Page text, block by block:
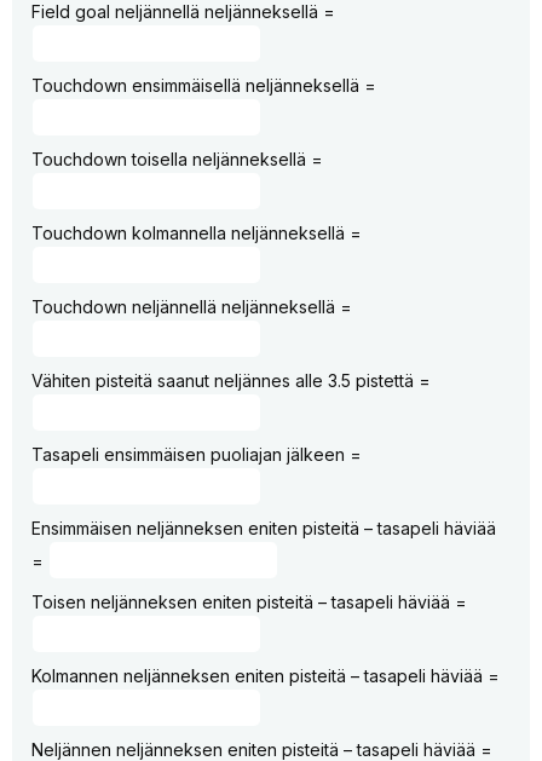
Field goal neljännellä neljänneksellä =
Touchdown ensimmäisellä neljänneksellä =
Touchdown toisella neljänneksellä =
Touchdown kolmannella neljänneksellä =
Touchdown neljännellä neljänneksellä =
Vähiten pisteitä saanut neljännes alle 3.5 pistettä =
Tasapeli ensimmäisen puoliajan jälkeen =
Ensimmäisen neljänneksen eniten pisteitä – tasapeli häviää
=
Toisen neljänneksen eniten pisteitä – tasapeli häviää =
Kolmannen neljänneksen eniten pisteitä – tasapeli häviää =
Neljännen neljänneksen eniten pisteitä – tasapeli häviää =